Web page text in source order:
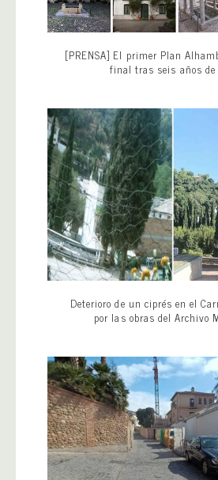
[PRENSA] El primer Plan
final tras seis años de
Deterioro de un ciprés en el
por las obras del Archivo